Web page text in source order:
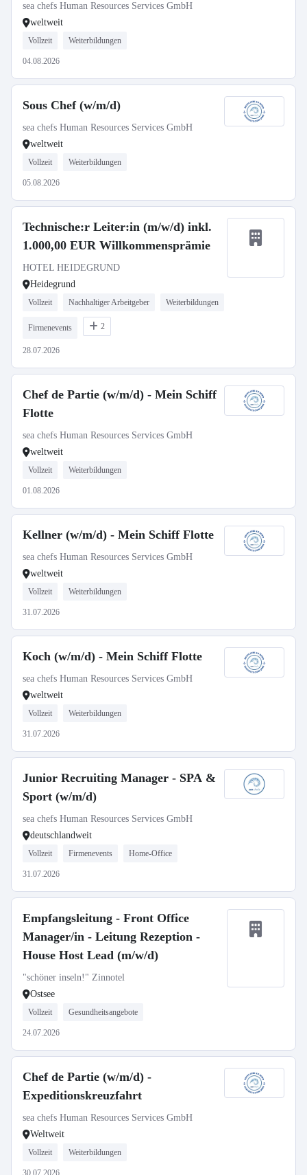
sea chefs Human Resources Services GmbH
weltweit
Vollzeit Weiterbildungen
04.08.2026
Sous Chef (w/m/d)
sea chefs Human Resources Services GmbH
weltweit
Vollzeit Weiterbildungen
05.08.2026
Technische:r Leiter:in (m/w/d) inkl.
1.000,00 EUR Willkommensprämie
HOTEL HEIDEGRUND
Heidegrund
Vollzeit Nachhaltiger Arbeitgeber Weiterbildungen
Firmenevents 2
28.07.2026
Chef de Partie (w/m/d) - Mein Schiff
Flotte
sea chefs Human Resources Services GmbH
weltweit
Vollzeit Weiterbildungen
01.08.2026
Kellner (w/m/d) - Mein Schiff Flotte
sea chefs Human Resources Services GmbH
weltweit
Vollzeit Weiterbildungen
31.07.2026
Koch (w/m/d) - Mein Schiff Flotte
sea chefs Human Resources Services GmbH
weltweit
Vollzeit Weiterbildungen
31.07.2026
Junior Recruiting Manager - SPA &
Sport (w/m/d)
sea chefs Human Resources Services GmbH
deutschlandweit
Vollzeit Firmenevents Home-Office
31.07.2026
Empfangsleitung - Front Office
Manager/in - Leitung Rezeption -
House Host Lead (m/w/d)
"schöner inseln!" Zinnotel
Ostsee
Vollzeit Gesundheitsangebote
24.07.2026
Chef de Partie (w/m/d) -
Expeditionskreuzfahrt
sea chefs Human Resources Services GmbH
Weltweit
Vollzeit Weiterbildungen
30.07.2026